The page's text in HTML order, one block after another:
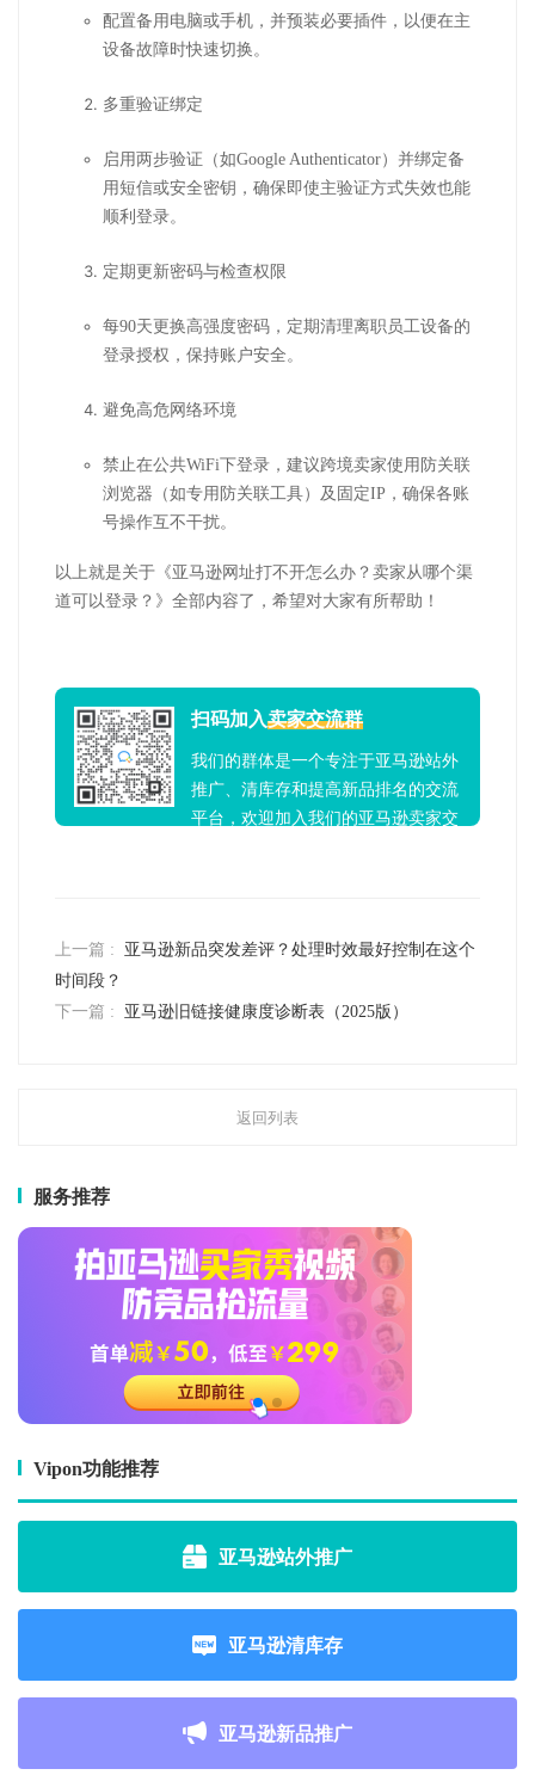
配置备用电脑或手机，并预装必要插件，以便在主
设备故障时快速切换。
多重验证绑定
启用两步验证（如Google Authenticator）并绑定备
用短信或安全密钥，确保即使主验证方式失效也能
顺利登录。
定期更新密码与检查权限
每90天更换高强度密码，定期清理离职员工设备的
登录授权，保持账户安全。
避免高危网络环境
禁止在公共WiFi下登录，建议跨境卖家使用防关联
浏览器（如专用防关联工具）及固定IP，确保各账
号操作互不干扰。
以上就是关于《亚马逊网址打不开怎么办？卖家从哪个渠
道可以登录？》全部内容了，希望对大家有所帮助！
扫码加入卖家交流群
我们的群体是一个专注于亚马逊站外
推广、清库存和提高新品排名的交流
平台，欢迎加入我们的亚马逊卖家交
上一篇 :
亚马逊新品突发差评？处理时效最好控制在这个
时间段？
下一篇 :
亚马逊旧链接健康度诊断表（2025版）
返回列表
服务推荐
Vipon功能推荐
亚马逊站外推广
亚马逊清库存
亚马逊新品推广